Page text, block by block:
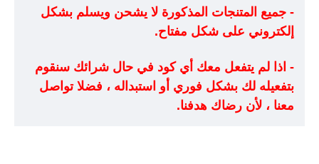
- جميع المتنجات المذكورة لا يشحن ويسلم بشكل
إلكتروني على شكل مفتاح.
- اذا لم يتفعل معك أي كود في حال شرائك سنقوم
بتفعيله لك بشكل فوري أو استبداله ، فضلا تواصل
معنا ، لأن رضاك هدفنا.